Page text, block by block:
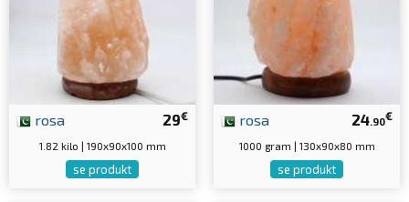
29€
rosa
1.82 kilo | 190x90x100 mm
se produkt
24.90€
rosa
1000 gram | 130x90x80 mm
se produkt